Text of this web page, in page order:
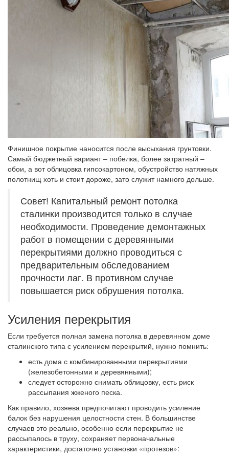
Финишное покрытие наносится после высыхания грунтовки.
Самый бюджетный вариант – побелка, более затратный –
обои, а вот облицовка гипсокартоном, обустройство натяжных
полотнищ хоть и стоит дороже, зато служит намного дольше.
Совет! Капитальный ремонт потолка
сталинки производится только в случае
необходимости. Проведение демонтажных
работ в помещении с деревянными
перекрытиями должно проводиться с
предварительным обследованием
прочности лаг. В противном случае
повышается риск обрушения потолка.
Усиления перекрытия
Если требуется полная замена потолка в деревянном доме
сталинского типа с усилением перекрытий, нужно помнить:
есть дома с комбинированными перекрытиями
(железобетонными и деревянными);
следует осторожно снимать облицовку, есть риск
рассыпания жженого песка.
Как правило, хозяева предпочитают проводить усиление
балок без нарушения целостности стен. В большинстве
случаев это реально, особенно если перекрытие не
рассыпалось в труху, сохраняет первоначальные
характеристики, достаточно установки «протезов»: